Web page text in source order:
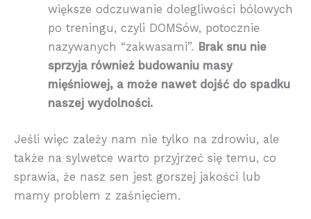
większe odczuwanie dolegliwości bólowych
po treningu, czyli DOMSów, potocznie
nazywanych “zakwasami”. Brak snu nie
sprzyja również budowaniu masy
mięśniowej, a może nawet dojść do spadku
naszej wydolności.
Jeśli więc zależy nam nie tylko na zdrowiu, ale
także na sylwetce warto przyjrzeć się temu, co
sprawia, że nasz sen jest gorszej jakości lub
mamy problem z zaśnięciem.